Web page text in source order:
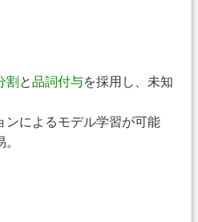
割 と品詞付与を採用し、未知
ンによるモデル学習が可能